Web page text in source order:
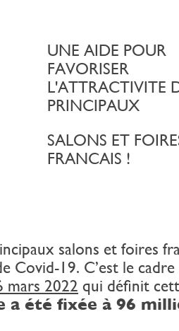
UNE AIDE POUR
FAVORISER
L'ATTRACTIVITE
PRINCIPAUX
SALONS ET
FRANCAIS !
salons et foires
Covid-19. C’est le cadre
mars 2022 qui définit
a été fixée à 96